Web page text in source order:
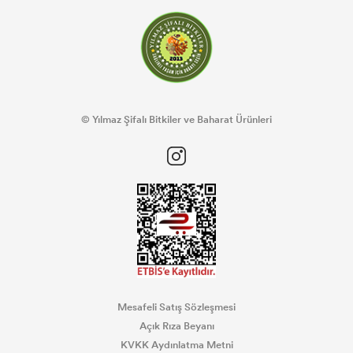
© Yılmaz Şifalı Bitkiler ve Baharat Ürünleri
Mesafeli Satış Sözleşmesi
Açık Rıza Beyanı
KVKK Aydınlatma Metni